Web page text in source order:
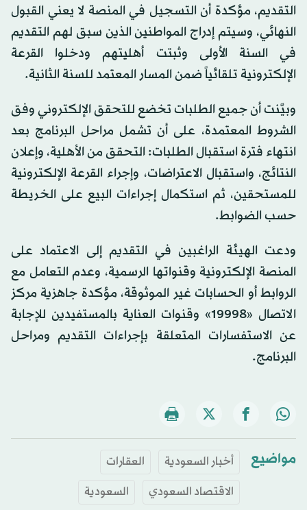
التقديم، مؤكدة أن التسجيل في المنصة لا يعني القبول
النهائي، وسيتم إدراج المواطنين الذين سبق لهم التقديم
في السنة الأولى وثبتت أهليتهم ودخلوا القرعة
الإلكترونية تلقائياً ضمن المسار المعتمد للسنة الثانية.
وبيَّنت أن جميع الطلبات تخضع للتحقق الإلكتروني وفق
الشروط المعتمدة، على أن تشمل مراحل البرنامج بعد
انتهاء فترة استقبال الطلبات: التحقق من الأهلية، وإعلان
النتائج، واستقبال الاعتراضات، وإجراء القرعة الإلكترونية
للمستحقين، ثم استكمال إجراءات البيع على الخريطة
حسب الضوابط.
ودعت الهيئة الراغبين في التقديم إلى الاعتماد على
المنصة الإلكترونية وقنواتها الرسمية، وعدم التعامل مع
الروابط أو الحسابات غير الموثوقة، مؤكدة جاهزية مركز
الاتصال «19998» وقنوات العناية بالمستفيدين للإجابة
عن الاستفسارات المتعلقة بإجراءات التقديم ومراحل
البرنامج.
مواضيع أخبار السعودية
العقارات
الاقتصاد السعودي
السعودية